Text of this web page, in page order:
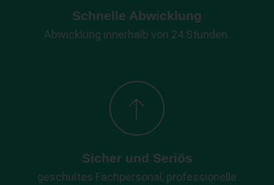
Schnelle Abwicklung
Abwicklung innerhalb von 24 Stunden.
Sicher und Seriös
geschultes Fachpersonal, professionelle